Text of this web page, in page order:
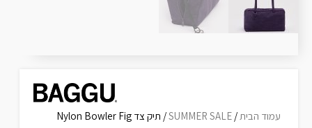
עמוד הבית /
SUMMER SALE/ תיק צד Nylon Bowler Fig